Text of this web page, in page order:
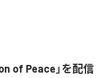
of Peace」を配信